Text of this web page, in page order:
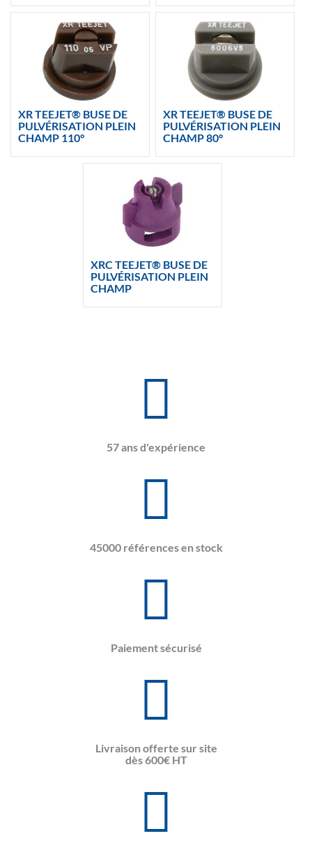
XR TEEJET® BUSE DE
PULVÉRISATION PLEIN
CHAMP 110°
XR TEEJET® BUSE DE
PULVÉRISATION PLEIN
CHAMP 80°
XRC TEEJET® BUSE DE
PULVÉRISATION PLEIN
CHAMP
57 ans d'expérience
45000 références en stock
Paiement sécurisé
Livraison offerte sur site
dès 600€ HT